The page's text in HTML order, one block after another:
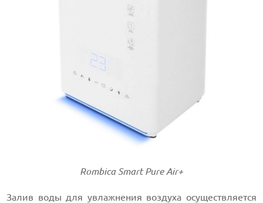
Rombica Smart Pure Air+
Залив воды для увлажнения воздуха осуществляется